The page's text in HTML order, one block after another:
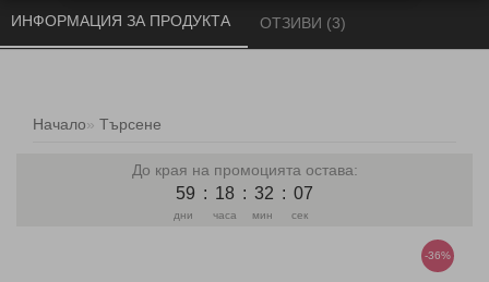
Начало Търсене
ИНФОРМАЦИЯ ЗА ПРОДУКТА ОТЗИВИ (3)
До края на промоцията остава:
59
дни
: 18
часа
: 32
мин
: 06
сек
-36%